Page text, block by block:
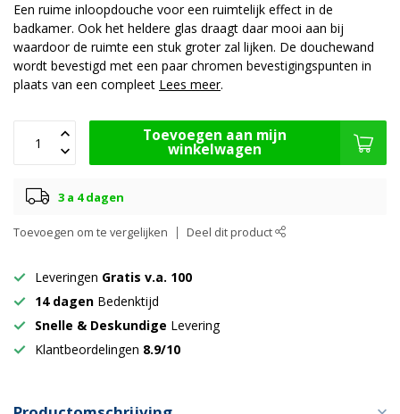
Een ruime inloopdouche voor een ruimtelijk effect in de
badkamer. Ook het heldere glas draagt daar mooi aan bij
waardoor de ruimte een stuk groter zal lijken. De douchewand
wordt bevestigd met een paar chromen bevestigingspunten in
plaats van een compleet Lees meer.
Toevoegen aan mijn
winkelwagen
3 a 4 dagen
Toevoegen om te vergelijken Deel dit product
Leveringen Gratis v.a. 100
14 dagen Bedenktijd
Snelle & Deskundige Levering
Klantbeordelingen 8.9/10